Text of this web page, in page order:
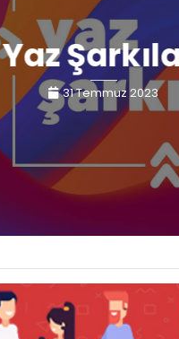
Yaz
31 Temmuz 2023